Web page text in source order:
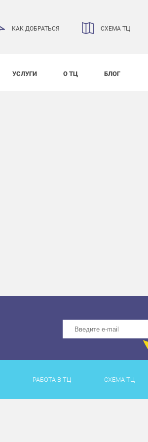
КАК ДОБРАТЬСЯ СХЕМА ТЦ
УСЛУГИ О ТЦ БЛОГ
РАБОТА В ТЦ СХЕМА ТЦ